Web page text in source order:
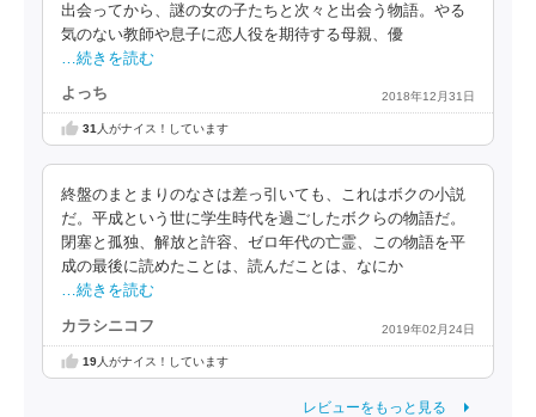
出会ってから、謎の女の子たちと次々と出会う物語。やる
気のない教師や息子に恋人役を期待する母親、優
…続きを読む
よっち 2018年12月31日
31 人がナイス！しています
終盤のまとまりのなさは差っ引いても、これはボクの小説
だ。平成という世に学生時代を過ごしたボクらの物語だ。
閉塞と孤独、解放と許容、ゼロ年代の亡霊、この物語を平
成の最後に読めたことは、読んだことは、なにか
…続きを読む
カラシニコフ 2019年02月24日
19人がナイス！しています
レビューをもっと見る